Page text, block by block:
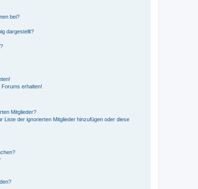
bei?
dargestellt?
Forums erhalten!
Mitglieder?
Liste der ignorierten Mitglieder hinzufügen oder diese